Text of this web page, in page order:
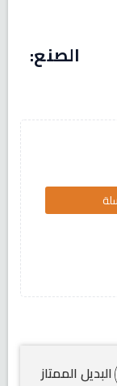
(10666129) الصنع:
البديل الممتاز